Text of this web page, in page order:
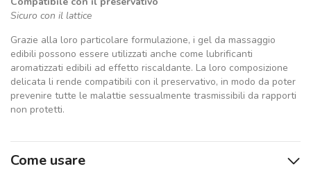
Sicuro con il lattice
Grazie alla loro particolare formulazione, i gel da massaggio
edibili possono essere utilizzati anche come lubrificanti
aromatizzati edibili ad effetto riscaldante. La loro composizione
delicata li rende compatibili con il preservativo, in modo da poter
prevenire tutte le malattie sessualmente trasmissibili da rapporti
non protetti.
Come usare